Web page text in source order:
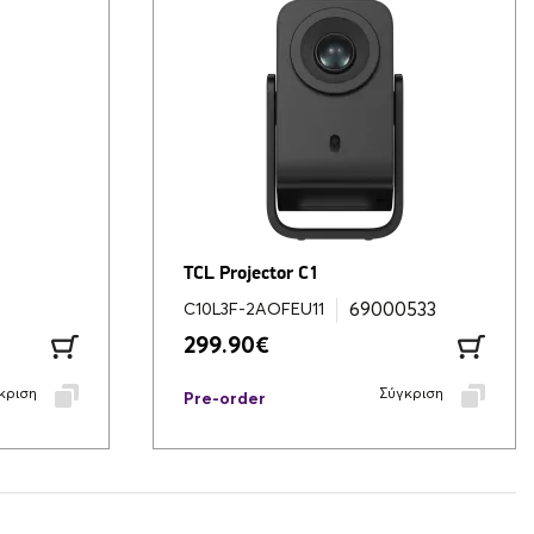
TCL Projector C1
C10L3F-2AOFEU11 69000533
299.90€
Pre-order Σύγκριση